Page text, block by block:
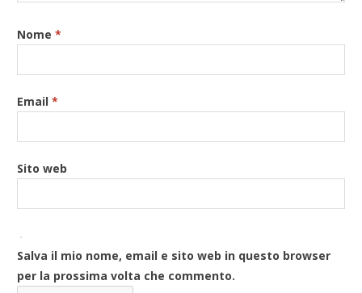
Nome*
Email*
Sito web
Salva il mio nome, email e sito web in questo browser
per la prossima volta che commento.